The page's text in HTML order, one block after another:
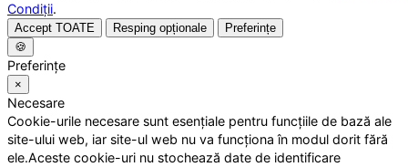
Condiții.
Accept TOATE Resping opționale
Preferințe
🍪
Preferințe
×
Necesare
Cookie-urile necesare sunt esențiale pentru funcțiile de bază ale
site-ului web, iar site-ul web nu va funcționa în modul dorit fără
ele.Aceste cookie-uri nu stochează date de identificare